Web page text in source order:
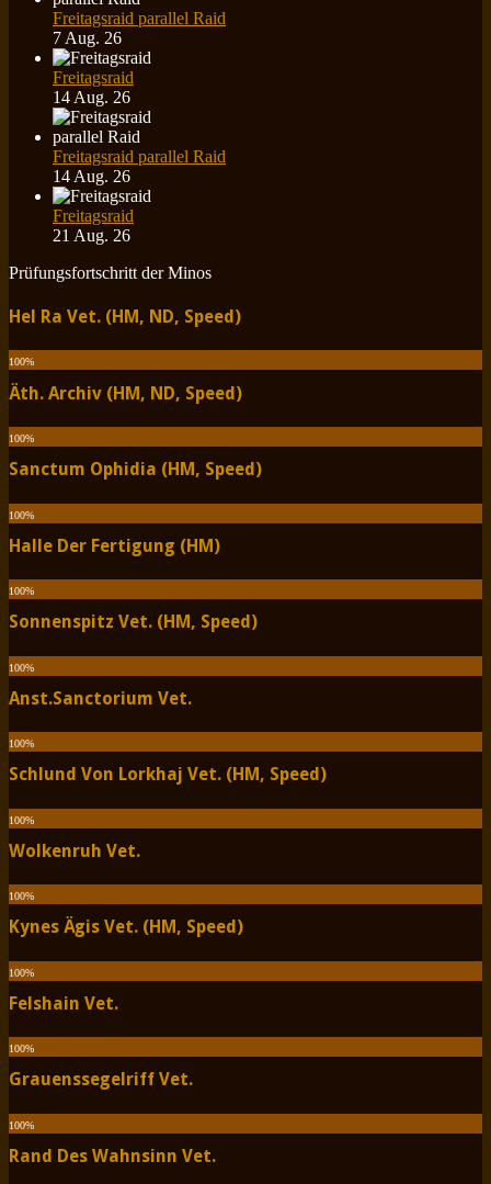
Freitagsraid parallel Raid
7 Aug. 26
Freitagsraid
14 Aug. 26
Freitagsraid parallel Raid
14 Aug. 26
Freitagsraid
21 Aug. 26
Prüfungsfortschritt der Minos
Hel Ra Vet. (HM, ND, Speed)
100%
Äth. Archiv (HM, ND, Speed)
100%
Sanctum Ophidia (HM, Speed)
100%
Halle Der Fertigung (HM)
100%
Sonnenspitz Vet. (HM, Speed)
100%
Anst.Sanctorium Vet.
100%
Schlund Von Lorkhaj Vet. (HM, Speed)
100%
Wolkenruh Vet.
100%
Kynes Ägis Vet. (HM, Speed)
100%
Felshain Vet.
100%
Grauenssegelriff Vet.
100%
Rand Des Wahnsinn Vet.